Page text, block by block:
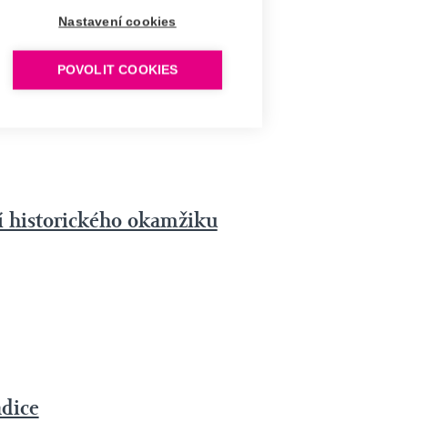
historického okamžiku
Nastavení cookies
POVOLIT COOKIES